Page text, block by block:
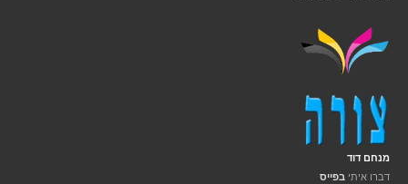
מנחם דוד
דברו איתי בפייס